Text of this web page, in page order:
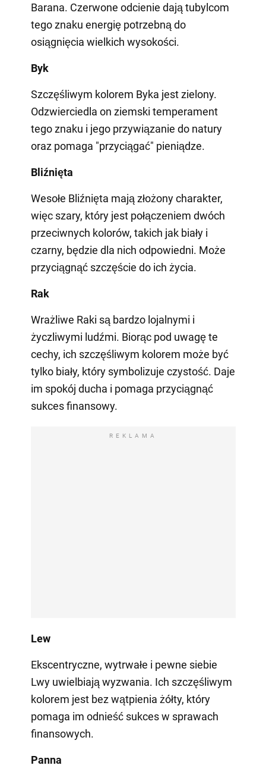
Barana. Czerwone odcienie dają tubylcom
tego znaku energię potrzebną do
osiągnięcia wielkich wysokości.
Byk
Szczęśliwym kolorem Byka jest zielony.
Odzwierciedla on ziemski temperament
tego znaku i jego przywiązanie do natury
oraz pomaga "przyciągać" pieniądze.
Bliźnięta
Wesołe Bliźnięta mają złożony charakter,
więc szary, który jest połączeniem dwóch
przeciwnych kolorów, takich jak biały i
czarny, będzie dla nich odpowiedni. Może
przyciągnąć szczęście do ich życia.
Rak
Wrażliwe Raki są bardzo lojalnymi i
życzliwymi ludźmi. Biorąc pod uwagę te
cechy, ich szczęśliwym kolorem może być
tylko biały, który symbolizuje czystość. Daje
im spokój ducha i pomaga przyciągnąć
sukces finansowy.
REKLAMA
Lew
Ekscentryczne, wytrwałe i pewne siebie
Lwy uwielbiają wyzwania. Ich szczęśliwym
kolorem jest bez wątpienia żółty, który
pomaga im odnieść sukces w sprawach
finansowych.
Panna